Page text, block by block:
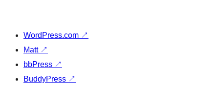
WordPress.com ↗
Matt ↗
bbPress ↗
BuddyPress ↗